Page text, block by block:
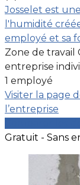
Josselet est
l'humidité
employé et sa
Zone de travail
entreprise
1 employé
Visiter la page
l’entreprise
Gratuit - Sans